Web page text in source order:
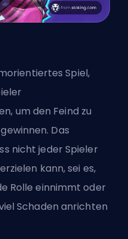
Spiel,
um den Feind zu
Das
nicht jeder Spieler
kann, sei es,
Rolle einnimmt oder
Schaden anrichten